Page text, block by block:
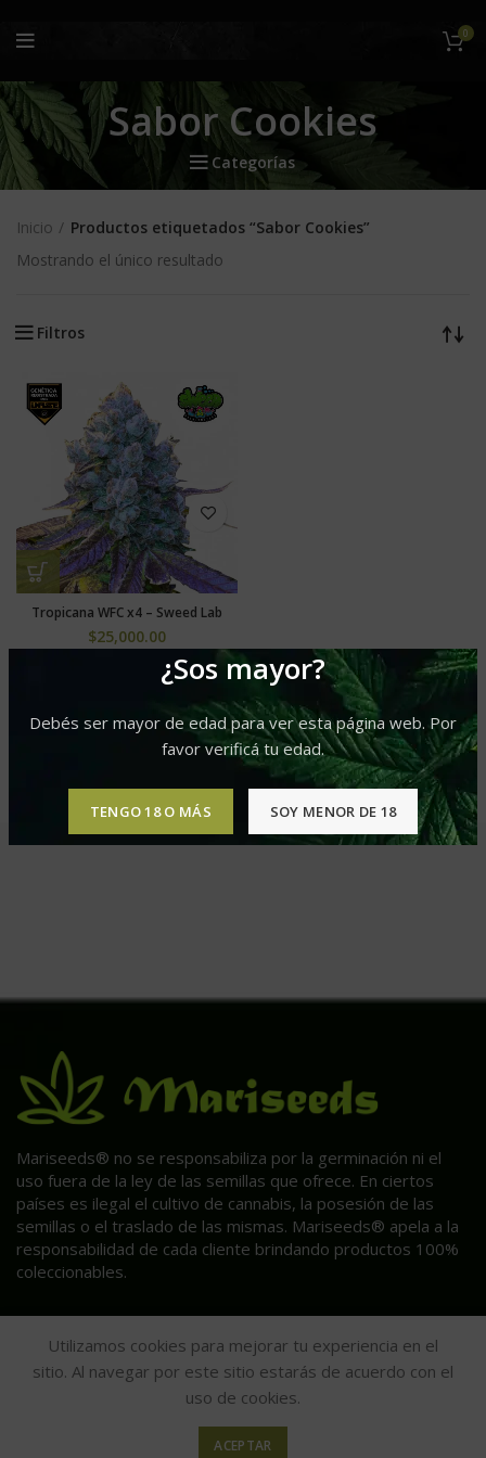
¿Sos mayor?
Debés ser mayor de edad para ver esta página web. Por
favor verificá tu edad.
TENGO 18 O MÁS SOY MENOR DE 18
0
Sabor Cookies
Categorías
Inicio
Productos etiquetados “Sabor Cookies”
Mostrando el único resultado
Filtros
Tropicana WFC x4 – Sweed Lab
$25,000.00
Mariseeds® no se responsabiliza por la germinación ni el
uso fuera de la ley de las semillas que ofrece. En ciertos
países es ilegal el cultivo de cannabis, la posesión de las
semillas o el traslado de las mismas. Mariseeds® apela a la
responsabilidad de cada cliente brindando productos 100%
coleccionables.
Utilizamos cookies para mejorar tu experiencia en el
sitio. Al navegar por este sitio estarás de acuerdo con el
uso de cookies.
ACEPTAR